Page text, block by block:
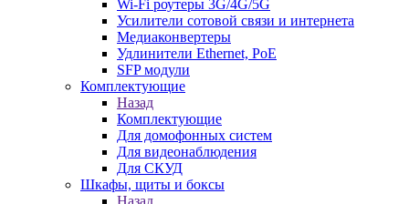
Wi-Fi роутеры 3G/4G/5G
Усилители сотовой связи и интернета
Медиаконвертеры
Удлинители Ethernet, PoE
SFP модули
Комплектующие
Назад
Комплектующие
Для домофонных систем
Для видеонаблюдения
Для СКУД
Шкафы, щиты и боксы
Назад